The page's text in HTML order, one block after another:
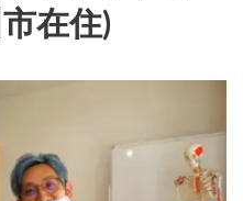
在住)